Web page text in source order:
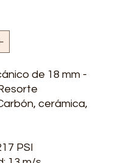
de 18 mm -
cerámica,
PSI